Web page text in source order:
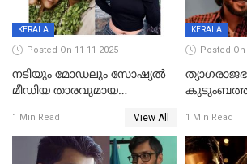
മൃദുല വിജയ്
KERALA
Posted On 11-11-2025
നടിയും മോഡലും സോഷ്യൽ
മീഡിയ താരവുമായ
ഇന്ന്‌ നല്ലൊരു ബിസി ഡേ
ആയിരുന്നുവെന്ന് നന്ദിത
ശങ്കര
1 Min Read View All
KERALA
Posted On
1 Min Read